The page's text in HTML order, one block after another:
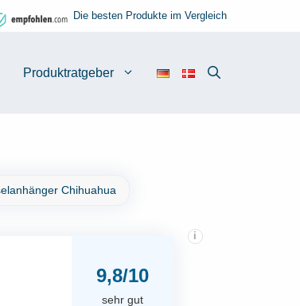
Die besten Produkte im Vergleich
Produktratgeber
Chihuahua
9,8/10
i
sehr gut